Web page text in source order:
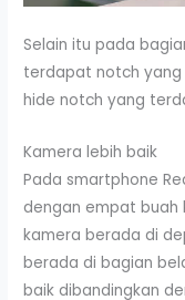
Selain itu pada
terdapat notch
hide notch yang
Kamera lebih baik
Pada smartphone
dengan empat buah
kamera berada di
berada di bagian
baik dibandingkan